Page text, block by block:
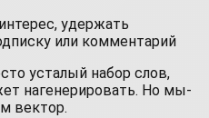
удержать
или комментарий
усталый набор слов,
нагенерировать. Но мы-
вектор.